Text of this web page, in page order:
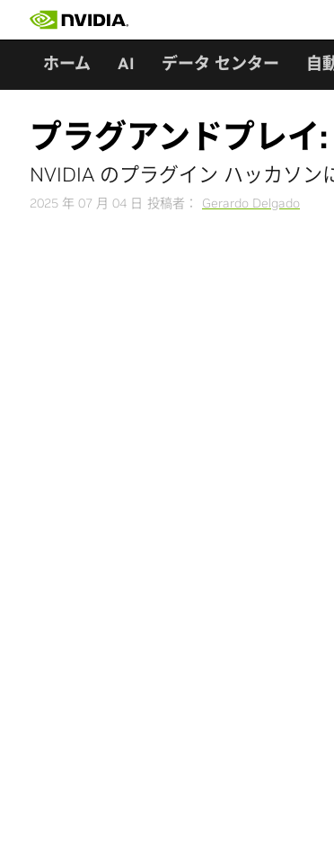
ホーム AI データ センター 自
プラグアンドプレ
NVIDIA のプラグイン ハッカソン
2025 年 07 月 04 日 投稿者： Gerardo Delgado